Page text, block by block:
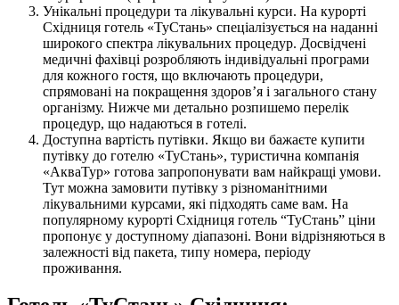
Унікальні процедури та лікувальні курси. На курорті
Східниця готель «ТуСтань» спеціалізується на наданні
широкого спектра лікувальних процедур. Досвідчені
медичні фахівці розробляють індивідуальні програми
для кожного гостя, що включають процедури,
спрямовані на покращення здоров’я і загального стану
організму. Нижче ми детально розпишемо перелік
процедур, що надаються в готелі.
Доступна вартість путівки. Якщо ви бажаєте купити
путівку до готелю «ТуСтань», туристична компанія
«АкваТур» готова запропонувати вам найкращі умови.
Тут можна замовити путівку з різноманітними
лікувальними курсами, які підходять саме вам. На
популярному курорті Східниця готель “ТуСтань” ціни
пропонує у доступному діапазоні. Вони відрізняються в
залежності від пакета, типу номера, періоду
проживання.